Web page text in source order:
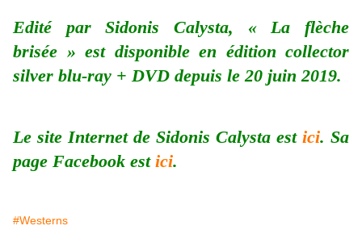
Edité par Sidonis Calysta, « La flèche
brisée » est disponible en édition collector
silver blu-ray + DVD depuis le 20 juin 2019.
Le site Internet de Sidonis Calysta est ici. Sa
page Facebook est ici.
#Westerns